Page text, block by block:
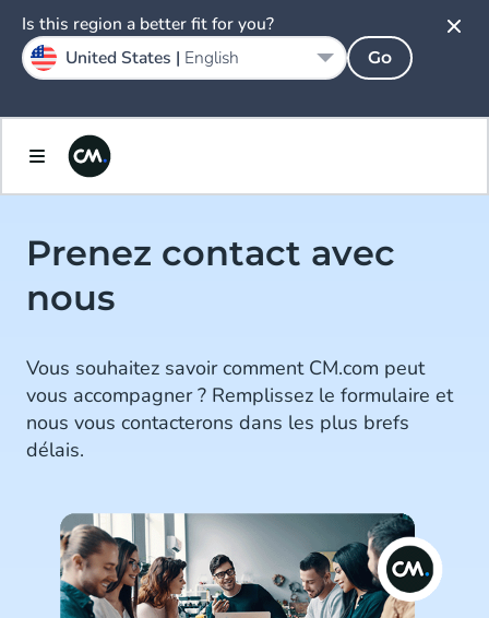
Prenez contact avec
nous
Vous souhaitez savoir comment CM.com peut
vous accompagner ? Remplissez le formulaire et
nous vous contacterons dans les plus brefs
délais.
Is this region a better fit for you?
United States | English Go